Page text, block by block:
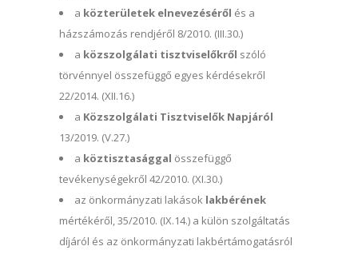
a közterületek elnevezéséről és a
házszámozás rendjéről 8/2010. (III.30.)
a közszolgálati tisztviselőkről szóló
törvénnyel összefüggő egyes kérdésekről
22/2014. (XII.16.)
a Közszolgálati Tisztviselők Napjáról
13/2019. (V.27.)
a köztisztasággal összefüggő
tevékenységekről 42/2010. (XI.30.)
az önkormányzati lakások lakbérének
mértékéről, 35/2010. (IX.14.) a külön szolgáltatás
díjáról és az önkormányzati lakbértámogatásról